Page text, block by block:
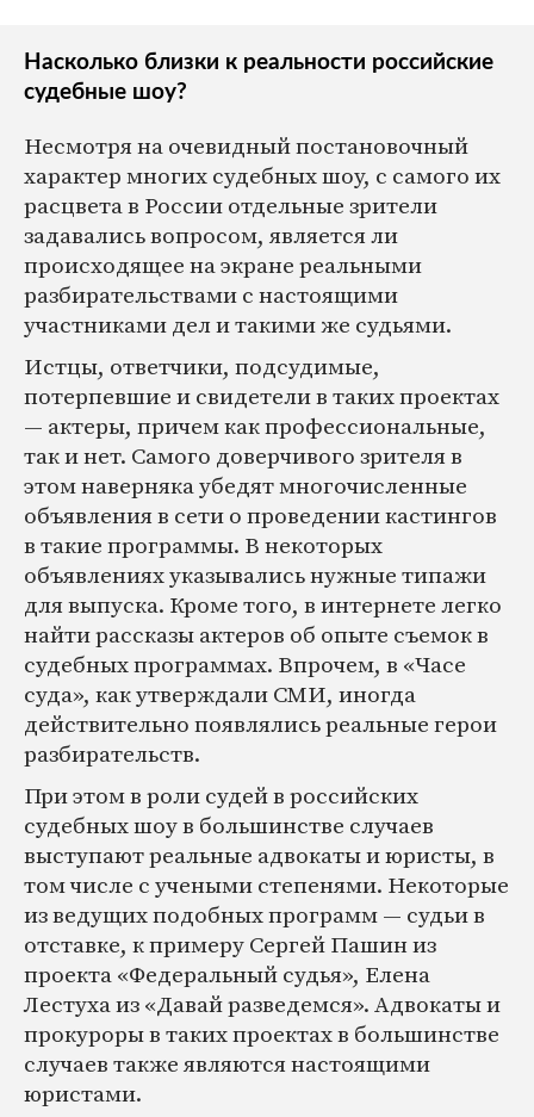
Насколько близки к реальности российские
судебные шоу?
Несмотря на очевидный постановочный
характер многих судебных шоу, с самого их
расцвета в России отдельные зрители
задавались вопросом, является ли
происходящее на экране реальными
разбирательствами с настоящими
участниками дел и такими же судьями.
Истцы, ответчики, подсудимые,
потерпевшие и свидетели в таких проектах
— актеры, причем как профессиональные,
так и нет. Самого доверчивого зрителя в
этом наверняка убедят многочисленные
объявления в сети о проведении кастингов
в такие программы. В некоторых
объявлениях указывались нужные типажи
для выпуска. Кроме того, в интернете легко
найти рассказы актеров об опыте съемок в
судебных программах. Впрочем, в «Часе
суда», как утверждали СМИ, иногда
действительно появлялись реальные герои
разбирательств.
При этом в роли судей в российских
судебных шоу в большинстве случаев
выступают реальные адвокаты и юристы, в
том числе с учеными степенями. Некоторые
из ведущих подобных программ — судьи в
отставке, к примеру Сергей Пашин из
проекта «Федеральный судья», Елена
Лестуха из «Давай разведемся». Адвокаты и
прокуроры в таких проектах в большинстве
случаев также являются настоящими
юристами.